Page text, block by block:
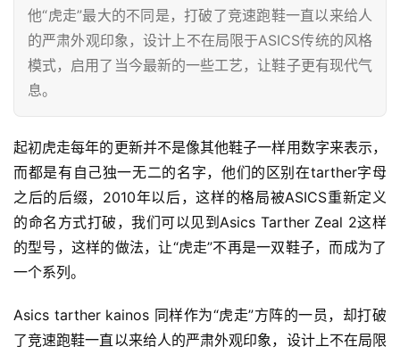
他“虎走”最大的不同是，打破了竞速跑鞋一直以来给人
的严肃外观印象，设计上不在局限于ASICS传统的风格
模式，启用了当今最新的一些工艺，让鞋子更有现代气
息。
起初虎走每年的更新并不是像其他鞋子一样用数字来表示，
而都是有自己独一无二的名字，他们的区别在tarther字母
之后的后缀，2010年以后，这样的格局被ASICS重新定义
的命名方式打破，我们可以见到Asics Tarther Zeal 2这样
的型号，这样的做法，让“虎走”不再是一双鞋子，而成为了
一个系列。
Asics tarther kainos 同样作为“虎走”方阵的一员，却打破
了竞速跑鞋一直以来给人的严肃外观印象，设计上不在局限